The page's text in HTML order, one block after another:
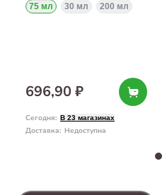
75 мл 30 мл 200 мл
696,90 ₽
Сегодня: В 23 магазинах
Доставка: Недоступна